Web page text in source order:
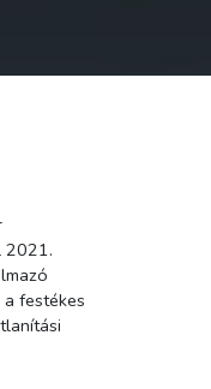
2021.
festékes